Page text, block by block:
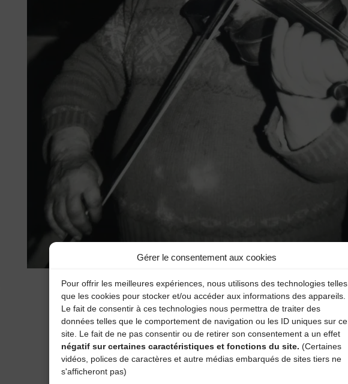
Gérer le consentement aux cookies
Pour offrir les meilleures expériences, nous utilisons des technologies telles
que les cookies pour stocker et/ou accéder aux informations des appareils.
Le fait de consentir à ces technologies nous permettra de traiter des
données telles que le comportement de navigation ou les ID uniques sur ce
site. Le fait de ne pas consentir ou de retirer son consentement a un effet
négatif sur certaines caractéristiques et fonctions du site. (Certaines
vidéos, polices de caractères et autre médias embarqués de sites tiers ne
s'afficheront pas)